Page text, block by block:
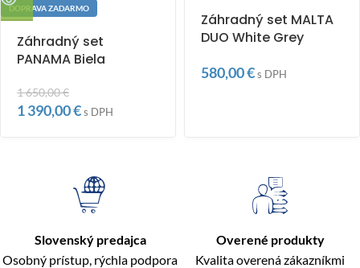
DOPRAVA ZADARMO
Záhradný set
PANAMA Biela
1 650,00€
1 390,00€s DPH
Záhradný set MALTA
DUO White Grey
580,00€s DPH
Slovenský predajca
Osobný prístup, rýchla podpora
Overené produkty
Kvalita overená zákazníkmi